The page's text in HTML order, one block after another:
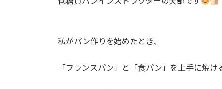
私がパン作りを始めたとき、⁡
「フランスパン」と「食パン」を上手に焼け